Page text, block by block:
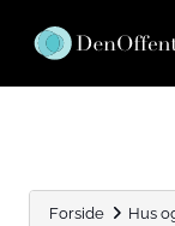
Forside Hus